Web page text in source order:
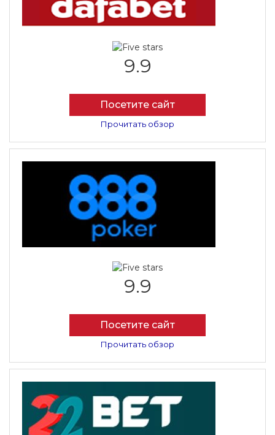
9.9
Посетите сайт
Прочитать обзор
9.9
Посетите сайт
Прочитать обзор